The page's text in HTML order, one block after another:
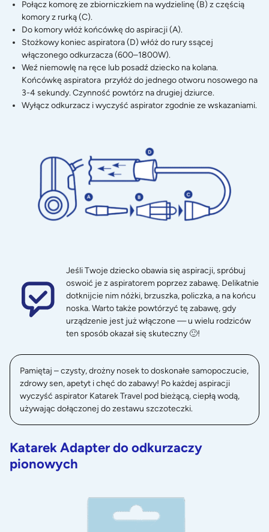
Połącz komorę ze zbiorniczkiem na wydzielinę (B) z częścią
komory z rurką (C).
Do komory włóż końcówkę do aspiracji (A).
Stożkowy koniec aspiratora (D) włóż do rury ssącej
włączonego odkurzacza (600–1800W).
Weź niemowlę na ręce lub posadź dziecko na kolana.
Końcówkę aspiratora przyłóż do jednego otworu nosowego na
3-4 sekundy. Czynność powtórz na drugiej dziurce.
Wyłącz odkurzacz i wyczyść aspirator zgodnie ze wskazaniami.
Jeśli Twoje dziecko obawia się aspiracji, spróbuj
oswoić je z aspiratorem poprzez zabawę. Delikatnie
dotknijcie nim nóżki, brzuszka, policzka, a na końcu
noska. Warto także powtórzyć tę zabawę, gdy
urządzenie jest już włączone — u wielu rodziców
ten sposób okazał się skuteczny 🙂!
Pamiętaj – czysty, drożny nosek to doskonałe samopoczucie,
zdrowy sen, apetyt i chęć do zabawy! Po każdej aspiracji
wyczyść aspirator Katarek Travel pod bieżącą, ciepłą wodą,
używając dołączonej do zestawu szczoteczki.
Katarek Adapter do odkurzaczy
pionowych